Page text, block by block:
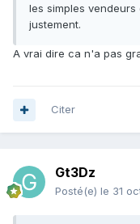
les simples
justement.
A vrai dire ca n'a pas
Citer
Gt3Dz
Posté(e) le 31